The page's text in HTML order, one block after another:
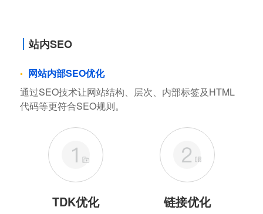
站内SEO
网站内部SEO优化
通过SEO技术让网站结构、层次、内部标签及HTML
代码等更符合SEO规则。
TDK优化 链接优化